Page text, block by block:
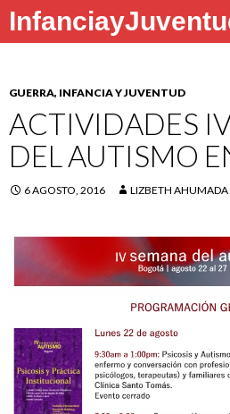
Buscar
GUERRA, INFANCIA Y JUVENTUD
ACTIVIDADES
DEL AUTISMO
6 AGOSTO, 2016 LIZBETH AHUMADA